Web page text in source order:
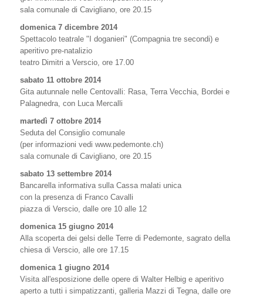
sala comunale di Cavigliano, ore 20.15
domenica 7 dicembre 2014
Spettacolo teatrale "I doganieri" (Compagnia tre secondi) e
aperitivo pre-natalizio
teatro Dimitri a Verscio, ore 17.00
sabato 11 ottobre 2014
Gita autunnale nelle Centovalli: Rasa, Terra Vecchia, Bordei e
Palagnedra, con Luca Mercalli
martedì 7 ottobre 2014
Seduta del Consiglio comunale
(per informazioni vedi www.pedemonte.ch)
sala comunale di Cavigliano, ore 20.15
sabato 13 settembre 2014
Bancarella informativa sulla Cassa malati unica
con la presenza di Franco Cavalli
piazza di Verscio, dalle ore 10 alle 12
domenica 15 giugno 2014
Alla scoperta dei gelsi delle Terre di Pedemonte, sagrato della
chiesa di Verscio, alle ore 17.15
domenica 1 giugno 2014
Visita all'esposizione delle opere di Walter Helbig e aperitivo
aperto a tutti i simpatizzanti, galleria Mazzi di Tegna, dalle ore